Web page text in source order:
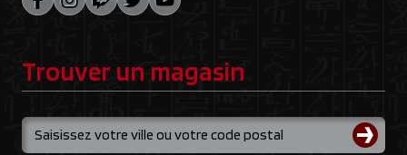
Trouver un magasin